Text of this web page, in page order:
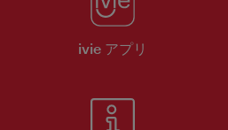
ivie アプリ